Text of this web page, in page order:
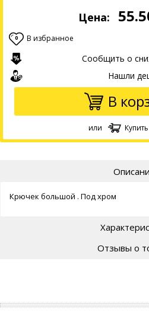
Цена:
0 В избранное
Сообщить о
Нашли
В
или
Крючек большой . Под хром
Отзывы о